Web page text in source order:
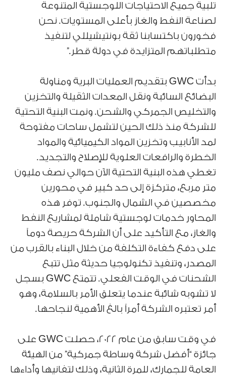
تلبية جميع الاحتياجات اللوجستية المتنوعة
لصناعة النفط والغاز بأعلى المستويات. نحن
فخورون باكتسابنا ثقة بونتيشيللي لتنفيذ
متطلباتهم المتزايدة في دولة قطر.”
بدأت GWC بتقديم العمليات البرية ومناولة
البضائع السائبة ونقل المعدات الثقيلة والتخزين
والتخليص الجمركي والشحن. ونمت البنية التحتية
للشركة منذ ذلك الحين لتشمل ساحات مفتوحة
لمد الأنابيب وتخزين المواد الكيميائية والمواد
الخطرة والرافعات العلوية للإصلاح والتجديد.
تغطي هذه البنية التحتية الآن حوالي نصف مليون
متر مربع، متركزة إلى حد كبير في محورين
مخصصين في الشمال والجنوب. توفر هذه
المحاور خدمات لوجستية شاملة لمشاريع النفط
والغاز، مع التأكيد على أن الشركة حريصة دوماً
على دفع كفاءة التكلفة من خلال البناء بالقرب من
المصدر، وتنفيذ تكنولوجيا حديثة مثل تتبع
الشحنات في الوقت الفعلي. تتمتع GWC بسجل
لا تشوبه شائبة عندما يتعلق الأمر بالسلامة، وهو
أمر تعتبره الشركة أمراً بالغ الأهمية لنجاحها.
في وقت سابق من عام 2022، حصلت GWC على
جائزة “أفضل شركة وساطة جمركية” من الهيئة
العامة للجمارك، للمرة الثانية، وذلك لتفانيها وأداءها